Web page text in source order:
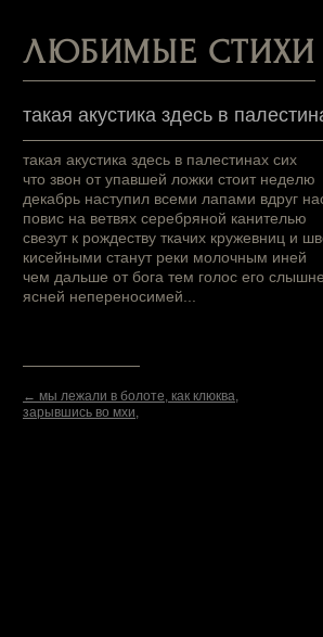
ЛЮБИМЫЕ СТИХИ
такая акустика здесь в
такая акустика здесь в палестинах сих
что звон от упавшей ложки стоит неделю
декабрь наступил всеми лапами вдруг
повис на ветвях серебряной канителью
свезут к рождеству ткачих кружевниц и
кисейными станут реки молочным иней
чем дальше от бога тем голос его
ясней непереносимей...
← мы лежали в болоте, как клюква,
зарывшись во мхи,